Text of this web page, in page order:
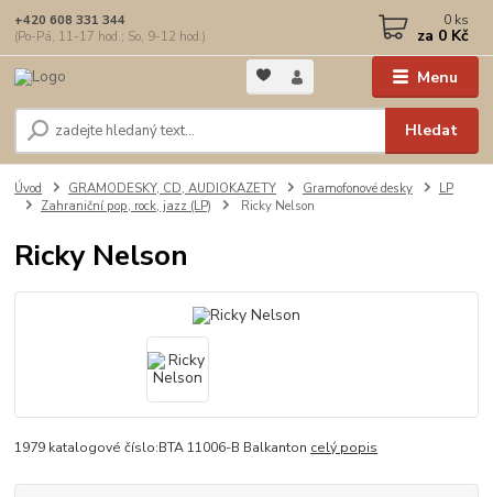
Menu
Hledat
+420 608 331 344
(Po-Pá, 11-17 hod.; So, 9-12 hod.)
0 ks
za 0 Kč
Úvod GRAMODESKY, CD, AUDIOKAZETY Gramofonové desky
LP
Zahraniční pop, rock, jazz (LP)
Ricky Nelson
Ricky Nelson
1979 katalogové číslo:BTA 11006-B Balkanton celý popis